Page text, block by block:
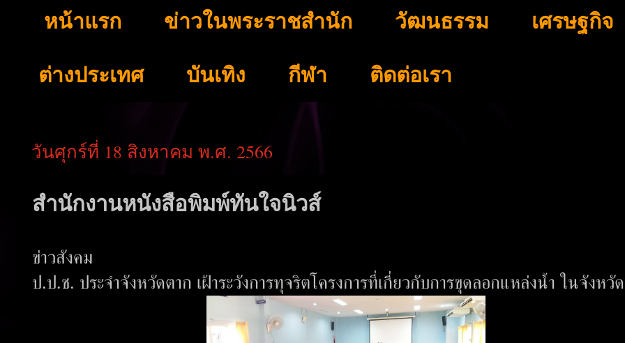
หน้าแรก ข่าวในพระราชสำนัก วัฒนธรรม เศรษฐกิจ
ต่างประเทศ บันเทิง กีฬา ติดต่อเรา
วันศุกร์ที่ 18 สิงหาคม พ.ศ. 2566
สำนักงานหนังสือพิมพ์ทันใจนิวส์
ข่าวสังคม
ป.ป.ช. ประจำจังหวัดตาก เฝ้าระวังการทุจริตโครงการที่เกี่ยวกับการขุดลอกแหล่งน้ำ ในจังหวั